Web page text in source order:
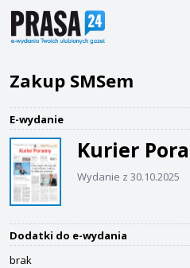
Zakup SMSem
E-wydanie
Kurier
Wydanie z 30.10.2025
Dodatki do e-wydania
brak